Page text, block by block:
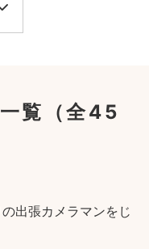
覧
（全45
出張カメラマンをじ